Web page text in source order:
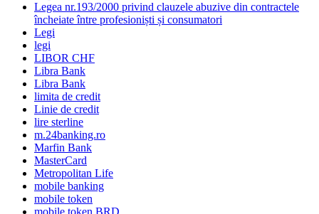
Legea nr.193/2000 privind clauzele abuzive din contractele
încheiate între profesioniști și consumatori
Legi
legi
LIBOR CHF
Libra Bank
Libra Bank
limita de credit
Linie de credit
lire sterline
m.24banking.ro
Marfin Bank
MasterCard
Metropolitan Life
mobile banking
mobile token
mobile token BRD